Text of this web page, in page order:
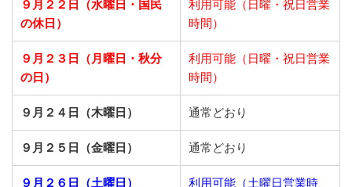
９月２２日
（水曜日・国民
の休日）
利用可能（日曜・祝日営業
時間）
９月２３日
（月曜日・秋分
の日）
利用可能（日曜・祝日営業
時間）
９月２４日（木曜日） 通常どおり
９月２５日（金曜日） 通常どおり
９月２６日（土曜日）
利用可能（土曜日営業時